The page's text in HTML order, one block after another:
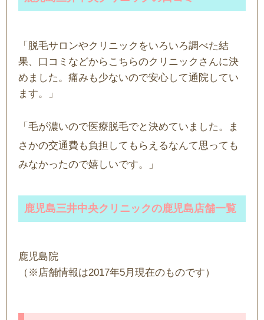
「脱毛サロンやクリニックをいろいろ調べた結
果、口コミなどからこちらのクリニックさんに決
めました。痛みも少ないので安心して通院してい
ます。」
「毛が濃いので医療脱毛でと決めていました。ま
さかの交通費も負担してもらえるなんて思っても
みなかったので嬉しいです。」
鹿児島三井中央クリニックの鹿児島店舗一覧
鹿児島院
（※店舗情報は2017年5月現在のものです）